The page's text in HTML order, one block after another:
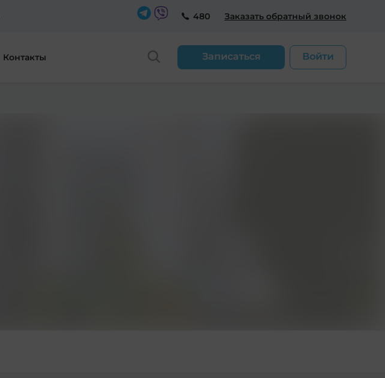
480 Заказать обратный звонок
Контакты Записаться Войти